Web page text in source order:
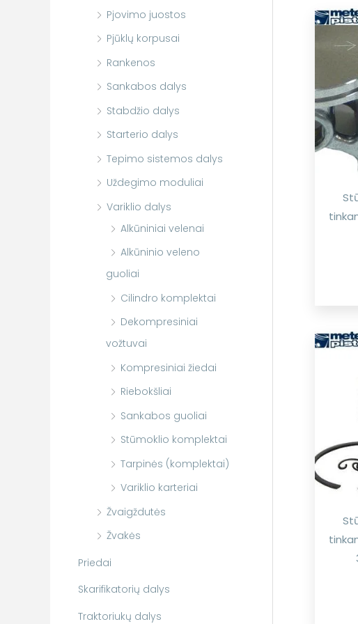
Pjovimo juostos
Pjūklų korpusai
Rankenos
Sankabos dalys
Stabdžio dalys
Starterio dalys
Tepimo sistemos dalys
Uždegimo moduliai
Variklio dalys
Alkūniniai velenai
Alkūninio veleno
guoliai
Cilindro komplektai
Dekompresiniai
vožtuvai
Kompresiniai žiedai
Riebokšliai
Sankabos guoliai
Stūmoklio komplektai
Tarpinės (komplektai)
Variklio karteriai
Žvaigždutės
Žvakės
Priedai
Skarifikatorių dalys
Traktoriukų dalys